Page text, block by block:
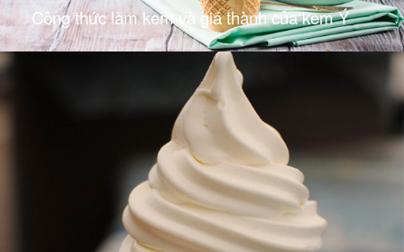
Công thức làm kem và giá thành của kem Ý